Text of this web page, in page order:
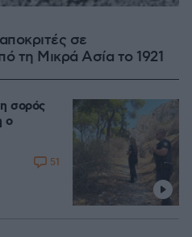
σε
τη Μικρά Ασία το 1921
σορός
ο
51